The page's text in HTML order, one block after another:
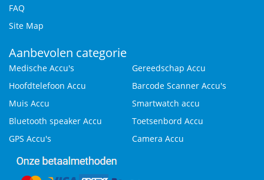
FAQ
Site Map
Aanbevolen categorie
Medische Accu's
Gereedschap Accu
Hoofdtelefoon Accu
Barcode Scanner Accu's
Muis Accu
Smartwatch accu
Bluetooth speaker Accu
Toetsenbord Accu
GPS Accu's
Camera Accu